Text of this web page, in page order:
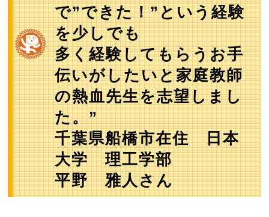
で”できた！”という経験
を少しでも
多く経験してもらうお手
伝いがしたいと家庭教師
の熱血先生を志望しまし
た。”
千葉県船橋市在住 日本
大学 理工学部
平野 雅人さん